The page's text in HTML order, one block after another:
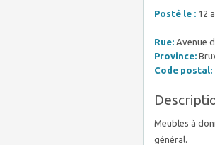
Posté le : 12
Rue: Avenue
Province:
Code postal:
Meubles à
général.